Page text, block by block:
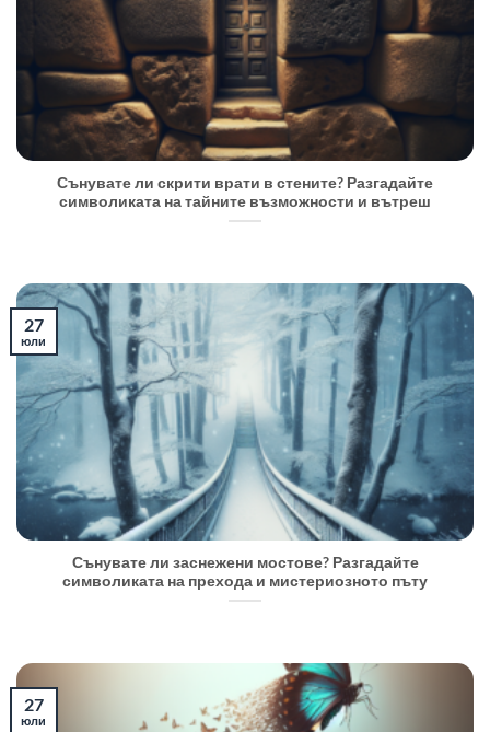
Сънувате ли скрити врати в стените? Разгадайте
символиката на тайните възможности и вътреш
Сънувате ли заснежени мостове? Разгадайте
символиката на прехода и мистериозното пъту
27
юли
27
юли